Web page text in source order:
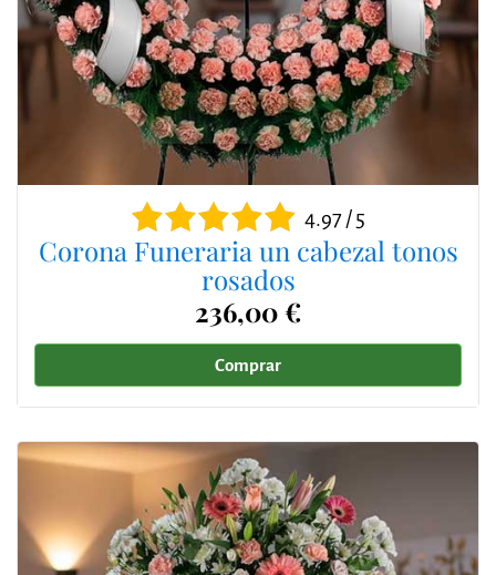
4.97 / 5
Corona Funeraria un cabezal tonos
rosados
236,00 €
Comprar